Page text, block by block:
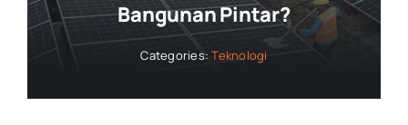
Bangunan Pintar?
Categories:Teknologi